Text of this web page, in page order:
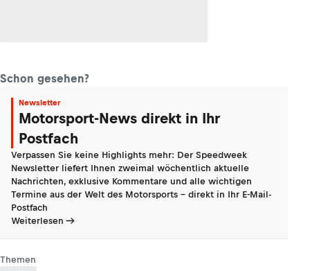
Schon gesehen?
Newsletter
Motorsport-News direkt in Ihr
Postfach
Verpassen Sie keine Highlights mehr: Der Speedweek
Newsletter liefert Ihnen zweimal wöchentlich aktuelle
Nachrichten, exklusive Kommentare und alle wichtigen
Termine aus der Welt des Motorsports - direkt in Ihr E-Mail-
Postfach
Weiterlesen
Themen